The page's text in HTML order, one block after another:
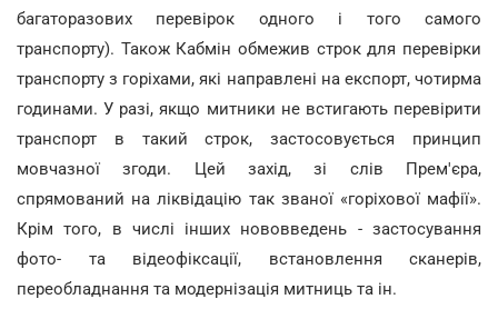
багаторазових перевірок одного і того самого
транспорту). Також Кабмін обмежив строк для перевірки
транспорту з горіхами, які направлені на експорт, чотирма
годинами. У разі, якщо митники не встигають перевірити
транспорт в такий строк, застосовується принцип
мовчазної згоди. Цей захід, зі слів Прем'єра,
спрямований на ліквідацію так званої «горіхової мафії».
Крім того, в числі інших нововведень - застосування
фото- та відеофіксації, встановлення сканерів,
переобладнання та модернізація митниць та ін.